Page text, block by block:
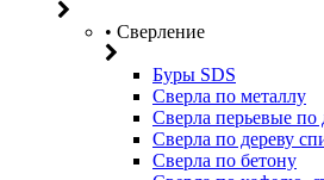
• Сверление
Буры SDS
Сверла по металлу
Сверла перьевые по
Сверла по дереву
Сверла по бетону